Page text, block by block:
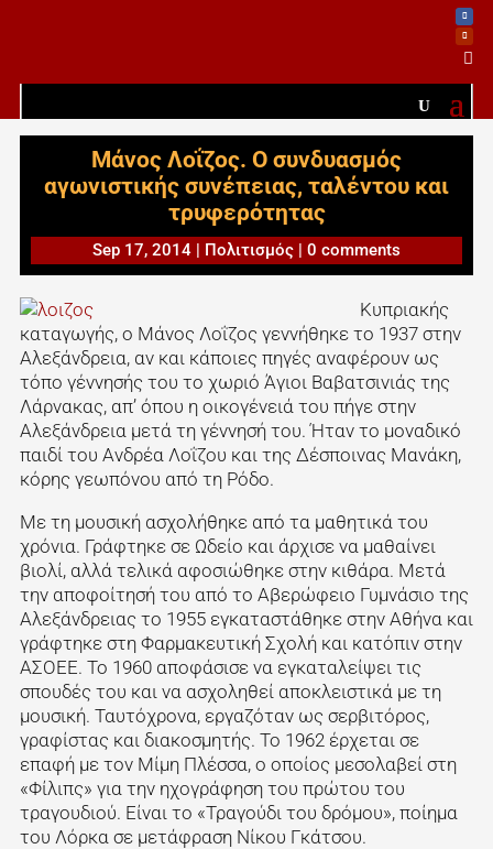

Μάνος Λοΐζος. Ο συνδυασμός
αγωνιστικής συνέπειας, ταλέντου και
τρυφερότητας
Sep 17, 2014 | Πολιτισμός | 0 comments
Κυπριακής
καταγωγής, ο Μάνος Λοΐζος γεννήθηκε το 1937 στην
Αλεξάνδρεια, αν και κάποιες πηγές αναφέρουν ως
τόπο γέννησής του το χωριό Άγιοι Βαβατσινιάς της
Λάρνακας, απ’ όπου η οικογένειά του πήγε στην
Αλεξάνδρεια μετά τη γέννησή του. Ήταν το μοναδικό
παιδί του Ανδρέα Λοΐζου και της Δέσποινας Μανάκη,
κόρης γεωπόνου από τη Ρόδο.
Με τη μουσική ασχολήθηκε από τα μαθητικά του
χρόνια. Γράφτηκε σε Ωδείο και άρχισε να μαθαίνει
βιολί, αλλά τελικά αφοσιώθηκε στην κιθάρα. Μετά
την αποφοίτησή του από το Αβερώφειο Γυμνάσιο της
Αλεξάνδρειας το 1955 εγκαταστάθηκε στην Αθήνα και
γράφτηκε στη Φαρμακευτική Σχολή και κατόπιν στην
ΑΣΟΕΕ. Το 1960 αποφάσισε να εγκαταλείψει τις
σπουδές του και να ασχοληθεί αποκλειστικά με τη
μουσική. Ταυτόχρονα, εργαζόταν ως σερβιτόρος,
γραφίστας και διακοσμητής. Το 1962 έρχεται σε
επαφή με τον Μίμη Πλέσσα, ο οποίος μεσολαβεί στη
«Φίλιπς» για την ηχογράφηση του πρώτου του
τραγουδιού. Είναι το «Τραγούδι του δρόμου», ποίημα
του Λόρκα σε μετάφραση Νίκου Γκάτσου.